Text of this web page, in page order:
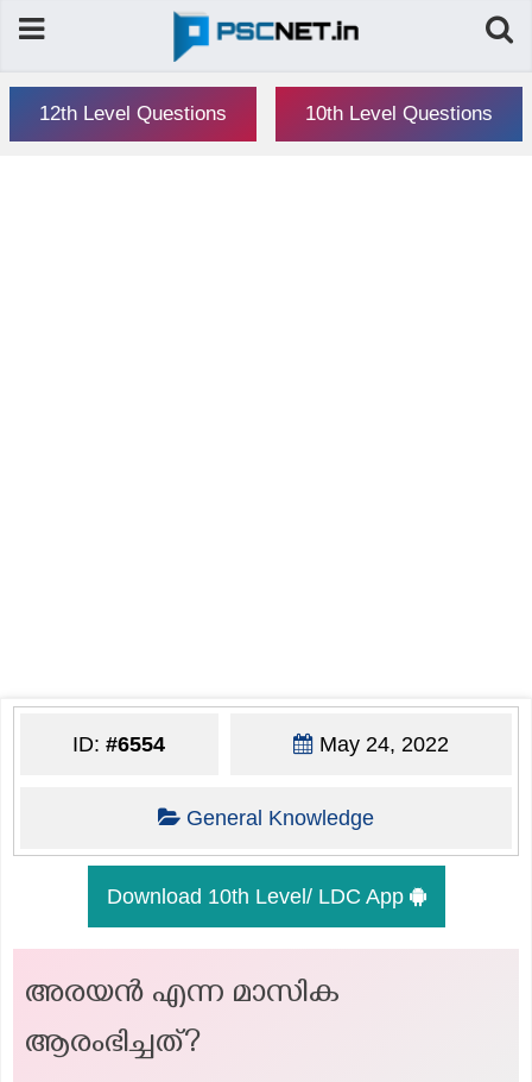
12th Level Questions 10th Level Questions
ID:#6554 May 24, 2022
General Knowledge
Download 10th Level/ LDC App
അരയന്‍ എന്ന മാസിക
ആരംഭിച്ചത്?